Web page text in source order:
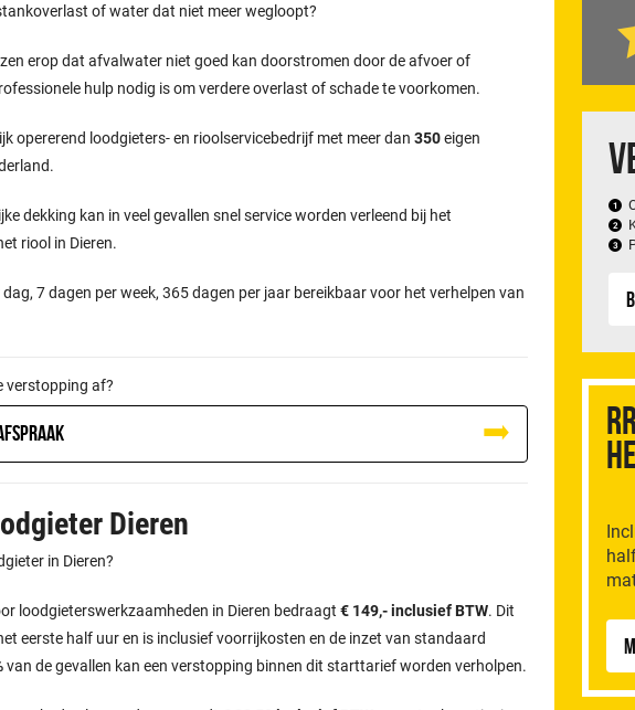
of water dat niet meer wegloopt?
erop dat afvalwater niet goed kan doorstromen door de afvoer of
hulp nodig is om verdere overlast of schade te voorkomen.
opererend loodgieters- en rioolservicebedrijf met meer dan 350eigen
dekking kan in veel gevallen snel service worden verleend bij het
riool in Dieren.
dag, 7 dagen per week, 365 dagen per jaar bereikbaar voor het verhelpen van
verstopping af?
Dieren
in Dieren?
loodgieterswerkzaamheden in Dieren bedraagt € 149,- inclusief BTW. Dit
eerste half uur en is inclusief voorrijkosten en de inzet van standaard
van de gevallen kan een verstopping binnen dit starttarief worden verholpen.